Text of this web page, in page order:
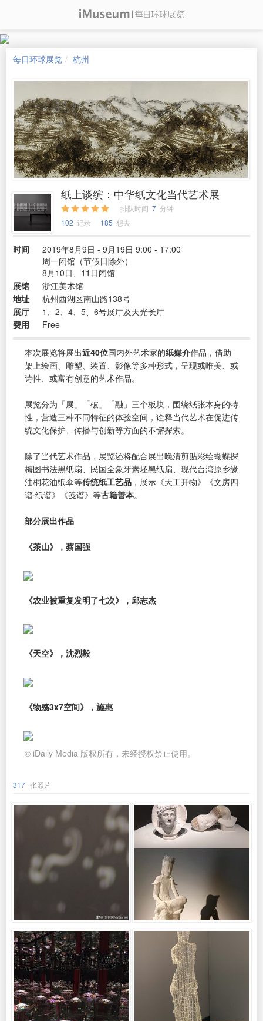
每日环球展览 杭州
纸上谈缤：中华纸文化当代艺术展
排队时间 7 分钟
102 记录 185 想去
时间
2019年8月9日 - 9月19日 9:00 - 17:00
周一闭馆（节假日除外）
8月10日、11日闭馆
展馆
浙江美术馆
地址
杭州西湖区南山路138号
展厅
1、2、4、5、6号展厅及天光长厅
费用
Free
本次展览将展出近40位国内外艺术家的纸媒介作品，借助
架上绘画、雕塑、装置、影像等多种形式，呈现或唯美、或
诗性、或富有创意的艺术作品。
展览分为「展」「破」「融」三个板块，围绕纸张本身的特
性，营造三种不同特征的体验空间，诠释当代艺术在促进传
统文化保护、传播与创新等方面的不懈探索。
除了当代艺术作品，展览还将配合展出晚清剪贴彩绘蝴蝶探
梅图书法黑纸扇、民国全象牙素坯黑纸扇、现代台湾原乡缘
油桐花油纸伞等传统纸工艺品 ，展示《天工开物》《文房四
谱·纸谱》《笺谱》等古籍善本。
部分展出作品
《茶山》，蔡国强
《农业被重复发明了七次》，邱志杰
《天空》，沈烈毅
《物殇3x7空间》，施惠
© iDaily Media 版权所有，未经授权禁止使用。
317 张照片